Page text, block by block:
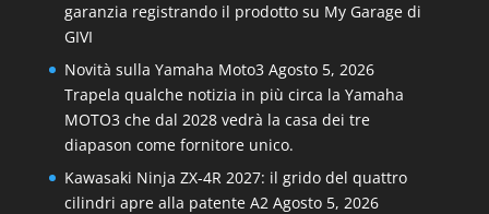
garanzia registrando il prodotto su My Garage di
GIVI
Novità sulla Yamaha Moto3 Agosto 5, 2026
Trapela qualche notizia in più circa la Yamaha
MOTO3 che dal 2028 vedrà la casa dei tre
diapason come fornitore unico.
Kawasaki Ninja ZX-4R 2027: il grido del quattro
cilindri apre alla patente A2 Agosto 5, 2026